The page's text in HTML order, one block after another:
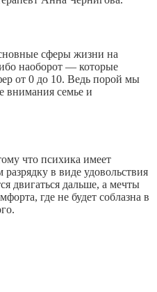
сферы жизни на
наоборот — которые
от 0 до 10. Ведь порой мы
внимания семье и
что психика имеет
в виде удовольствия
двигаться дальше, а мечты
где не будет соблазна в